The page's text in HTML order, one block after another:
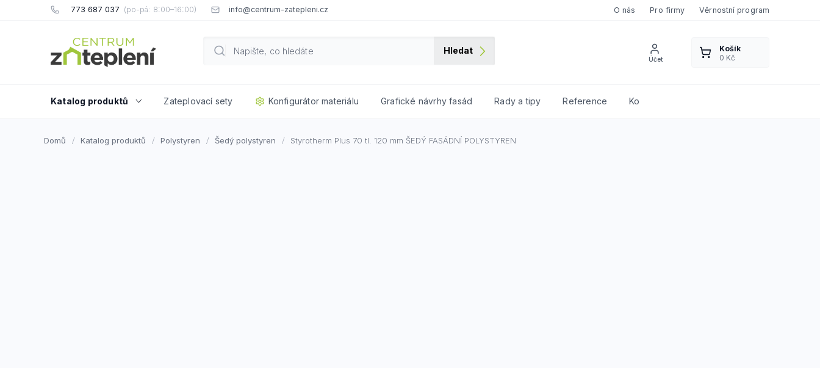
773 687 037 info@centrum-zatepleni.cz O nás Pro firmy Věrnostní program
Hledat
Katalog produktů Zateplovací sety Konfigurátor materiálu Grafické návrhy fasád Rady a tipy Reference Kontakty
Domů Katalog produktů Polystyren Šedý polystyren Styrotherm Plus 70 tl. 120 mm ŠEDÝ FASÁDNÍ POLYSTYREN